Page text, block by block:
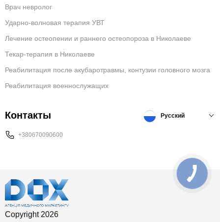
Врач невролог
Ударно-волновая терапия УВТ
Лечение остеопении и раннего остеопороза в Николаеве
Текар-терапия в Николаеве
Реабилитация после акубаротравмы, контузии головного мозга
Реабилитация военнослужащих
Контакты
+380670090600
Русский
Copyright 2026